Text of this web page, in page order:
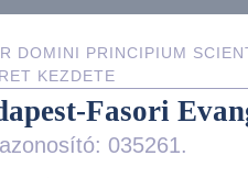
DOMINI PRINCIPIUM
KEZDETE
Fasori
035261.